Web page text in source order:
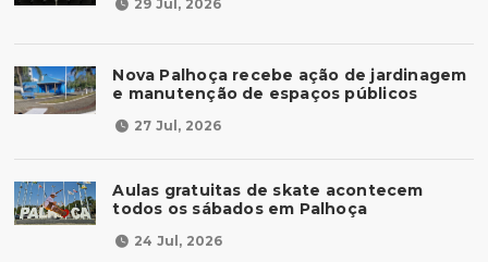
29 Jul, 2026
Nova Palhoça recebe ação de jardinagem
e manutenção de espaços públicos
27 Jul, 2026
Aulas gratuitas de skate acontecem
todos os sábados em Palhoça
24 Jul, 2026